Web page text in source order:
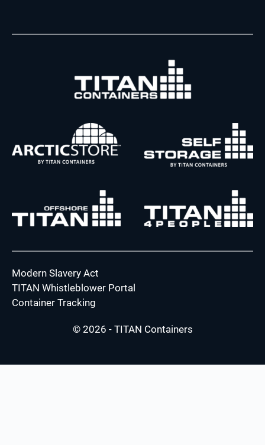
Modern Slavery Act
TITAN Whistleblower Portal
Container Tracking
© 2026 - TITAN Containers